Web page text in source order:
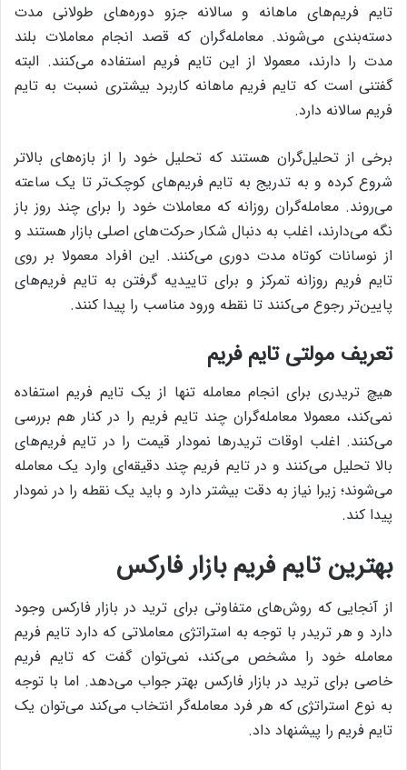
تایم فریم‌های ماهانه و سالانه جزو دوره‌های طولانی مدت
دسته‌بندی می‌شوند. معامله‌گران که قصد انجام معاملات بلند
مدت را دارند، معمولا از این تایم فریم استفاده می‌کنند. البته
گفتنی است که تایم فریم ماهانه کاربرد بیشتری نسبت به تایم
فریم سالانه دارد.
برخی از تحلیل‌گران هستند که تحلیل خود را از بازه‌های بالاتر
شروع کرده و به ‌تدریج به تایم فریم‌های کوچک‌تر تا یک ساعته
می‌روند. معامله‌گران روزانه که معاملات خود را برای چند روز باز
نگه می‌دارند، اغلب به دنبال شکار حرکت‌های اصلی بازار هستند و
از نوسانات کوتاه مدت دوری می‌کنند. این افراد معمولا بر روی
تایم فریم روزانه تمرکز و برای تاییدیه گرفتن به تایم فریم‌های
پایین‌تر رجوع می‌کنند تا نقطه ورود مناسب را پیدا کنند.
تعریف مولتی تایم فریم
هیچ تریدری برای انجام معامله تنها از یک تایم فریم استفاده
نمی‌کند، معمولا معامله‌گران چند تایم فریم را در کنار هم بررسی
می‌کنند. اغلب اوقات تریدرها نمودار قیمت را در تایم‌ فریم‌های
بالا تحلیل می‌کنند و در تایم فریم چند دقیقه‌ای وارد یک معامله
می‌شوند؛ زیرا نیاز به دقت بیشتر دارد و باید یک نقطه را در نمودار
پیدا کند.
بهترین تایم فریم بازار فارکس
از آنجایی که روش‌های متفاوتی برای ترید در بازار فارکس وجود
دارد و هر تریدر با توجه به استراتژی معاملاتی که دارد تایم فریم
معامله خود را مشخص می‌کند، نمی‌توان گفت که تایم فریم
خاصی برای ترید در بازار فارکس بهتر جواب می‌دهد. اما با توجه
به نوع استراتژی که هر فرد معامله‌گر انتخاب می‌کند می‌توان یک
تایم فریم را پیشنهاد داد.